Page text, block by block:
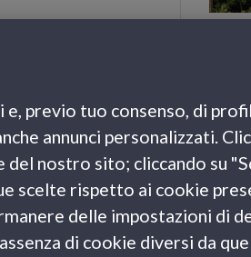
previo tuo consenso, di
annunci personalizzati.
nostro sito; cliccando su
scelte rispetto ai cookie
delle impostazioni di
di cookie diversi da